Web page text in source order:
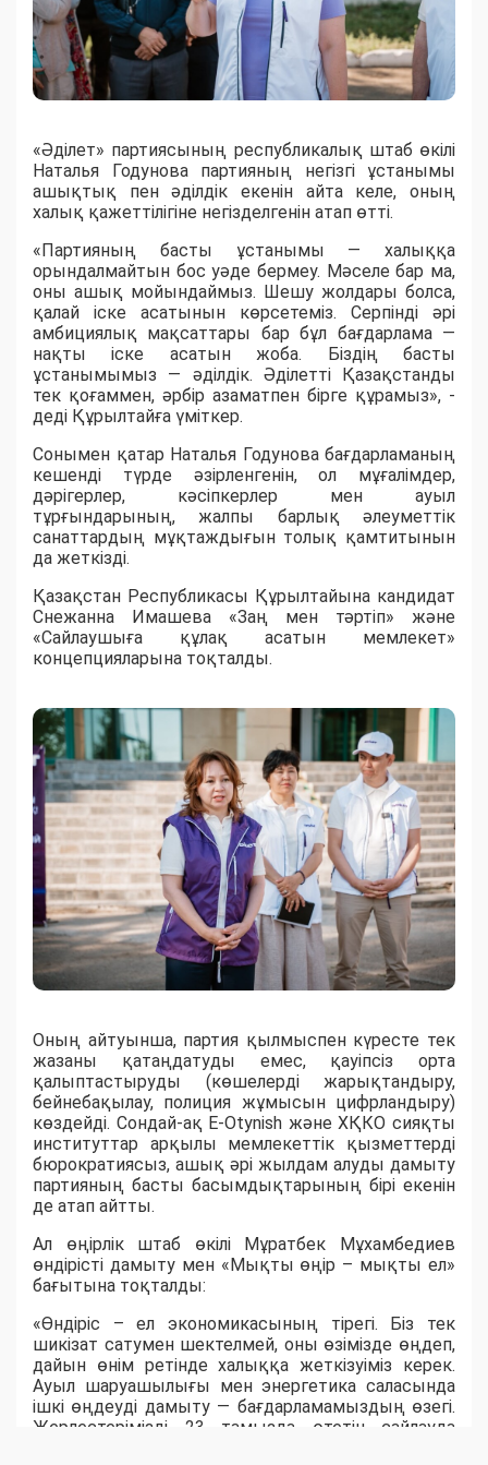
«Әділет» партиясының республикалық штаб өкілі
Наталья Годунова партияның негізгі ұстанымы
ашықтық пен әділдік екенін айта келе, оның
халық қажеттілігіне негізделгенін атап өтті.
«Партияның басты ұстанымы — халыққа
орындалмайтын бос уәде бермеу. Мәселе бар ма,
оны ашық мойындаймыз. Шешу жолдары болса,
қалай іске асатынын көрсетеміз. Серпінді әрі
амбициялық мақсаттары бар бұл бағдарлама —
нақты іске асатын жоба. Біздің басты
ұстанымымыз — әділдік. Әділетті Қазақстанды
тек қоғаммен, әрбір азаматпен бірге құрамыз», -
деді Құрылтайға үміткер.
Сонымен қатар Наталья Годунова бағдарламаның
кешенді түрде әзірленгенін, ол мұғалімдер,
дәрігерлер, кәсіпкерлер мен ауыл
тұрғындарының, жалпы барлық әлеуметтік
санаттардың мұқтаждығын толық қамтитынын
да жеткізді.
Қазақстан Республикасы Құрылтайына кандидат
Снежанна Имашева «Заң мен тәртіп» және
«Сайлаушыға құлақ асатын мемлекет»
концепцияларына тоқталды.
Оның айтуынша, партия қылмыспен күресте тек
жазаны қатаңдатуды емес, қауіпсіз орта
қалыптастыруды (көшелерді жарықтандыру,
бейнебақылау, полиция жұмысын цифрландыру)
көздейді. Сондай-ақ E-Otynish және ХҚКО сияқты
институттар арқылы мемлекеттік қызметтерді
бюрократиясыз, ашық әрі жылдам алуды дамыту
партияның басты басымдықтарының бірі екенін
де атап айтты.
Ал өңірлік штаб өкілі Мұратбек Мұхамбедиев
өндірісті дамыту мен «Мықты өңір – мықты ел»
бағытына тоқталды:
«Өндіріс – ел экономикасының тірегі. Біз тек
шикізат сатумен шектелмей, оны өзімізде өңдеп,
дайын өнім ретінде халыққа жеткізуіміз керек.
Ауыл шаруашылығы мен энергетика саласында
ішкі өңдеуді дамыту — бағдарламамыздың өзегі.
Жерлестерімізді 23 тамызда өтетін сайлауда